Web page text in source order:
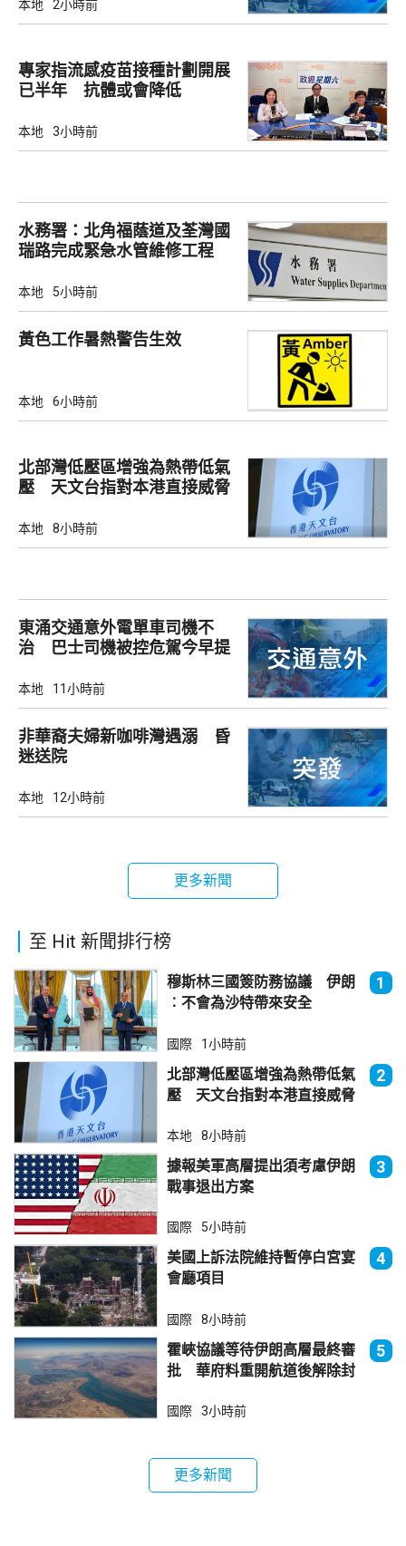
本地 2小時前
專家指流感疫苗接種計劃開展
已半年 抗體或會降低
本地 3小時前
水務署：北角福蔭道及荃灣國
瑞路完成緊急水管維修工程
本地 5小時前
黃色工作暑熱警告生效
本地 6小時前
北部灣低壓區增強為熱帶低氣
壓 天文台指對本港直接威脅
本地 8小時前
東涌交通意外電單車司機不
治 巴士司機被控危駕今早提
本地 11小時前
非華裔夫婦新咖啡灣遇溺 昏
迷送院
本地 12小時前
更多新聞
至 Hit 新聞排行榜
穆斯林三國簽防務協議 伊朗
︰不會為沙特帶來安全
1
國際 1小時前
北部灣低壓區增強為熱帶低氣
壓 天文台指對本港直接威脅
2
本地 8小時前
據報美軍高層提出須考慮伊朗
戰事退出方案
3
國際 5小時前
美國上訴法院維持暫停白宮宴
會廳項目
4
國際 8小時前
霍峽協議等待伊朗高層最終審
批 華府料重開航道後解除封
5
國際 3小時前
更多新聞